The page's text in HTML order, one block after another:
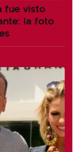
fue visto
la foto